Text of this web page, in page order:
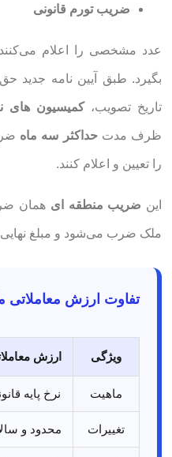
ضریب تورم قانونی
عدد مشخصی را اعلام می‌کنند
بگیرد. طبق آیین نامه جدید
تاریخ تصویب،کمیسیون های
ظرف مدتحداکثر سه ماه
را تعیین و اعلام کنند.
این ضریب منطقه ای همان
ملک ضرب می‌شود و مبلغ
تفاوت ارزش معاملاتی
ویژگی ارزش
ماهیت نرخ پایه
تغییرات محدود و